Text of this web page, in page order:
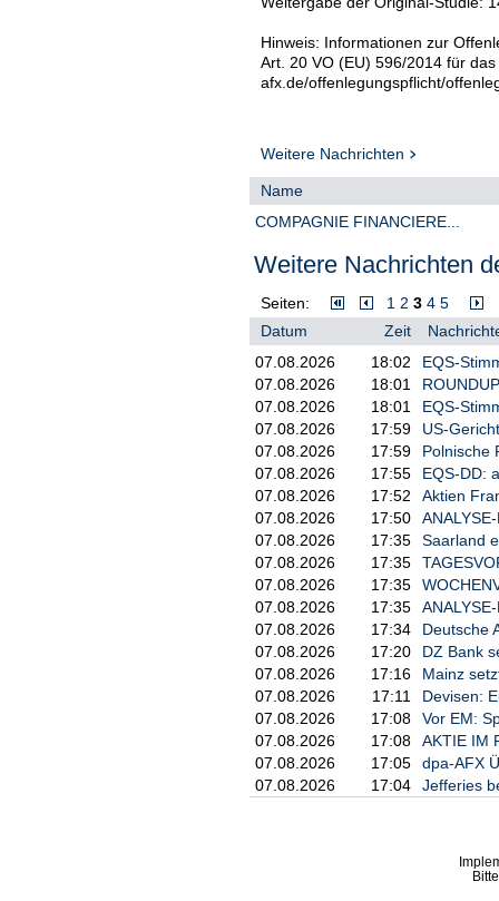
Hinweis: Informationen zur
Art. 20 VO (EU) 596/2014 für
afx.de/offenlegungspflicht/
Weitere Nachrichten
Name
COMPAGNIE FINANCIERE...
Weitere Nachrichten
Seiten: 1 2 3 4 5
Datum
Zeit
07.08.2026
18:02
EQS-
07.08.2026
18:01
07.08.2026
18:01
EQS-
07.08.2026
17:59
US-
07.08.2026
17:59
Polnische
07.08.2026
17:55
EQS-DD:
07.08.2026
17:52
Aktien
07.08.2026
17:50
07.08.2026
17:35
Saarland
07.08.2026
17:35
07.08.2026
17:35
07.08.2026
17:35
07.08.2026
17:34
Deutsche
07.08.2026
17:20
DZ Bank
07.08.2026
17:16
Mainz
07.08.2026
17:11
Devisen:
07.08.2026
17:08
Vor EM:
07.08.2026
17:08
AKTIE IM
07.08.2026
17:05
dpa-AFX
07.08.2026
17:04 Jefferies